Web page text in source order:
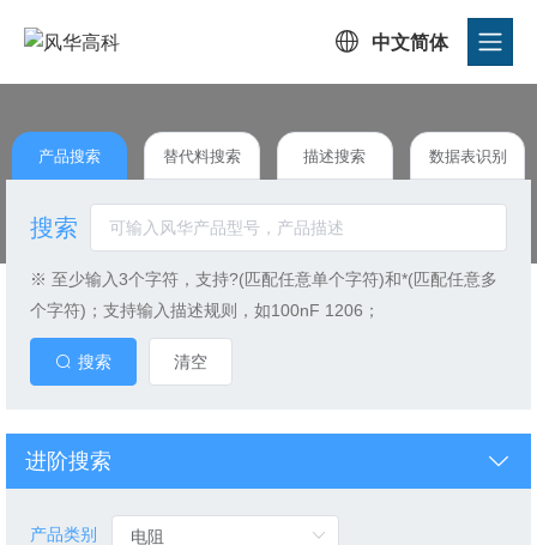
 中文简体
产品搜索 替代料搜索 描述搜索 数据表识别
搜索
※ 至少输入3个字符，支持?(匹配任意单个字符)和*(匹配任意多
个字符)；支持输入描述规则，如100nF 1206；
搜索 清空
进阶搜索
产品类别